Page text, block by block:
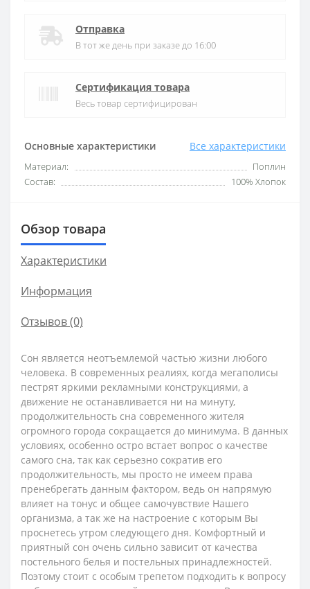
Основные характеристики Все характеристики
Материал:
Поплин
Состав:
100% Хлопок
Отправка
В тот же день при заказе до 16:00
Сертификация товара
Весь товар сертифицирован
Обзор товара
Характеристики
Информация
Отзывов (0)
Сон является неотъемлемой частью жизни любого
человека. В современных реалиях, когда мегаполисы
пестрят яркими рекламными конструкциями, а
движение не останавливается ни на минуту,
продолжительность сна современного жителя
огромного города сокращается до минимума. В данных
условиях, особенно остро встает вопрос о качестве
самого сна, так как серьезно сократив его
продолжительность, мы просто не имеем права
пренебрегать данным фактором, ведь он напрямую
влияет на тонус и общее самочувствие Нашего
организма, а так же на настроение с которым Вы
проснетесь утром следующего дня. Комфортный и
приятный сон очень сильно зависит от качества
постельного белья и постельных принадлежностей.
Поэтому стоит с особым трепетом подходить к вопросу